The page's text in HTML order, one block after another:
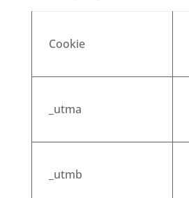
Cookie
_utma
_utmb